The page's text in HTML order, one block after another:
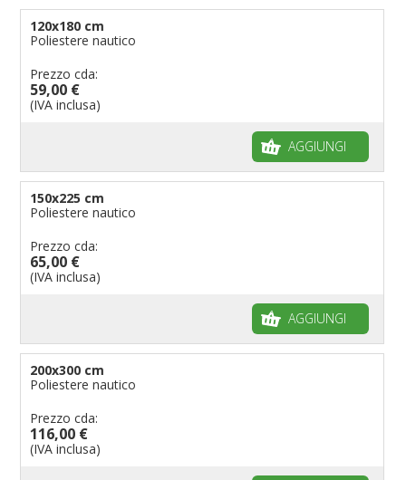
120x180 cm
Poliestere nautico
Prezzo cda:
59,00 €
(IVA inclusa)
AGGIUNGI
150x225 cm
Poliestere nautico
Prezzo cda:
65,00 €
(IVA inclusa)
AGGIUNGI
200x300 cm
Poliestere nautico
Prezzo cda:
116,00 €
(IVA inclusa)